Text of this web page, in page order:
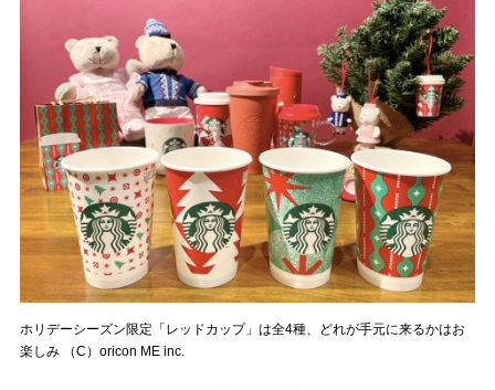
ホリデーシーズン限定「レッドカップ」は全4種、どれが手元に来るかはお
楽しみ （C）oricon ME inc.